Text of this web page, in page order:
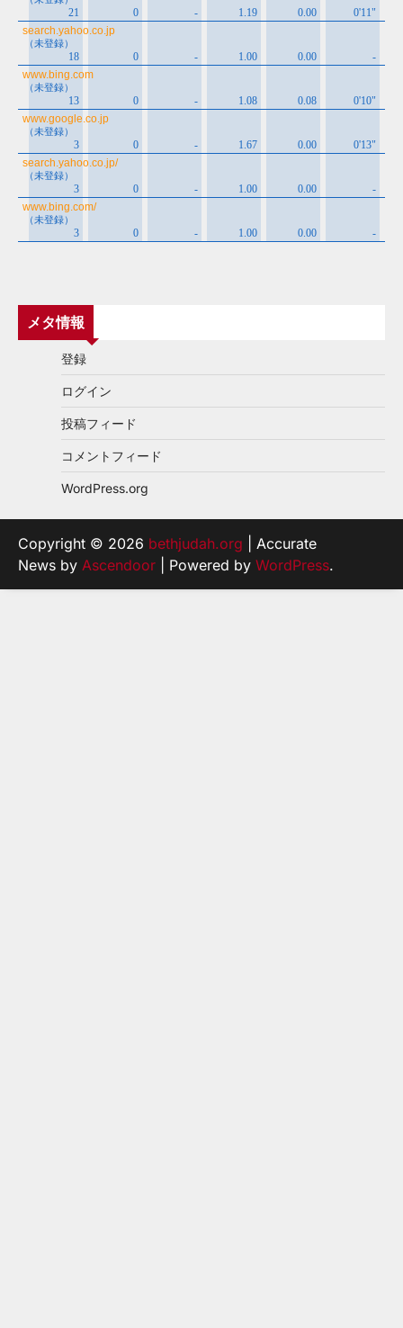
メタ情報
登録
ログイン
投稿フィード
コメントフィード
WordPress.org
Copyright © 2026 bethjudah.org | Accurate
News by Ascendoor | Powered by WordPress.